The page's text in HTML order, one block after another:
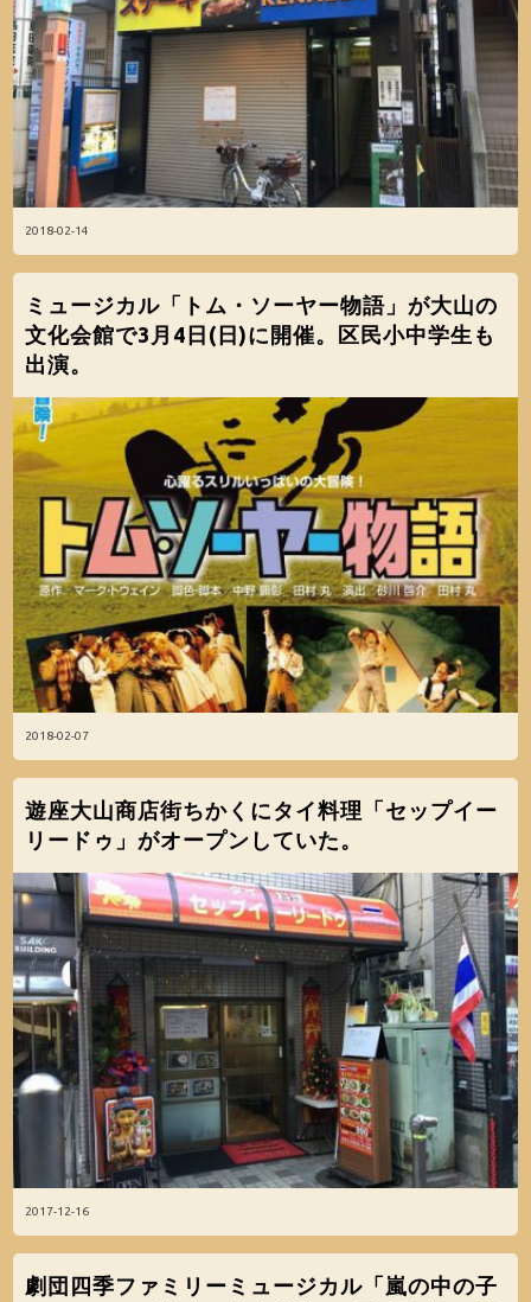
2018-02-14
2018-02-07
ミュージカル「トム・ソーヤー物語」が大山の
文化会館で3月4日(日)に開催。区民小中学生も
出演。
2017-12-16
遊座大山商店街ちかくにタイ料理「セップイー
リードゥ」がオープンしていた。
劇団四季ファミリーミュージカル「嵐の中の子